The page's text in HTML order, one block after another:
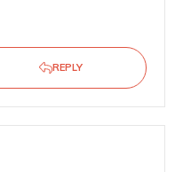
REPLY